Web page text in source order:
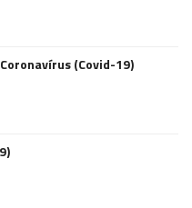
(Covid-19)